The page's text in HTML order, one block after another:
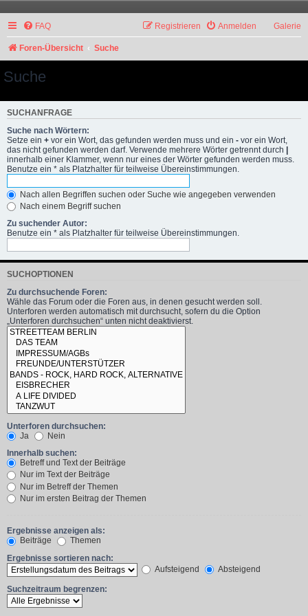
Galerie
FAQ Anmelden
Registrieren
Foren-Übersicht Suche
Suche
SUCHANFRAGE
Suche nach Wörtern:
Setze ein + vor ein Wort, das gefunden werden muss und ein - vor ein Wort,
das nicht gefunden werden darf. Verwende mehrere Wörter getrennt durch |
innerhalb einer Klammer, wenn nur eines der Wörter gefunden werden muss.
Benutze ein * als Platzhalter für teilweise Übereinstimmungen.
Nach allen Begriffen suchen oder Suche wie angegeben verwenden
Nach einem Begriff suchen
Zu suchender Autor:
Benutze ein * als Platzhalter für teilweise Übereinstimmungen.
SUCHOPTIONEN
Zu durchsuchende Foren:
Wähle das Forum oder die Foren aus, in denen gesucht werden soll.
Unterforen werden automatisch mit durchsucht, sofern du die Option
„Unterforen durchsuchen“ unten nicht deaktivierst.
Unterforen durchsuchen:
Ja
Nein
Innerhalb suchen:
Betreff und Text der Beiträge
Nur im Text der Beiträge
Nur im Betreff der Themen
Nur im ersten Beitrag der Themen
Ergebnisse anzeigen als:
Beiträge
Themen
Ergebnisse sortieren nach:
Aufsteigend
Absteigend
Suchzeitraum begrenzen: